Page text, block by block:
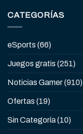
CATEGORÍAS
eSports (66)
Juegos gratis (251)
Noticias Gamer(910)
Ofertas (19)
Sin Categoría(10)